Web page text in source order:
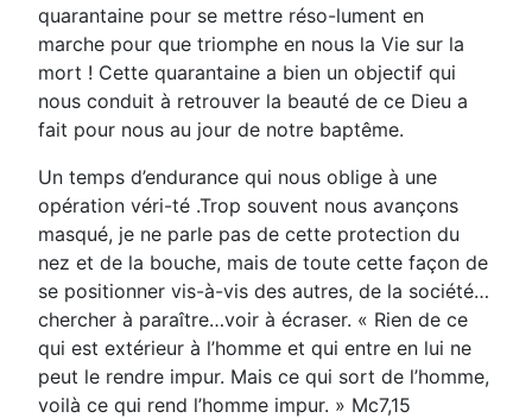
quarantaine pour se mettre réso-lument en
marche pour que triomphe en nous la Vie sur la
mort ! Cette quarantaine a bien un objectif qui
nous conduit à retrouver la beauté de ce Dieu a
fait pour nous au jour de notre baptême.
Un temps d’endurance qui nous oblige à une
opération véri-té .Trop souvent nous avançons
masqué, je ne parle pas de cette protection du
nez et de la bouche, mais de toute cette façon de
se positionner vis-à-vis des autres, de la société…
chercher à paraître…voir à écraser. « Rien de ce
qui est extérieur à l’homme et qui entre en lui ne
peut le rendre impur. Mais ce qui sort de l’homme,
voilà ce qui rend l’homme impur. » Mc7,15